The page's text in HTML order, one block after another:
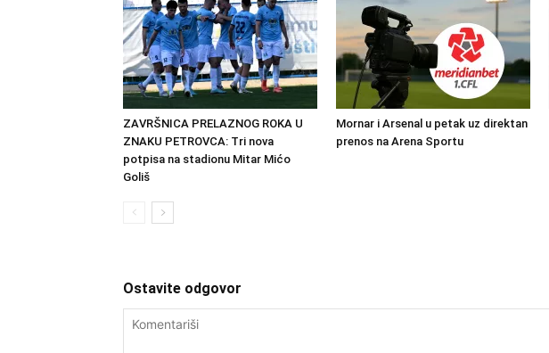
ZAVRŠNICA PRELAZNOG ROKA U
ZNAKU PETROVCA: Tri nova
potpisa na stadionu Mitar Mićo
Goliš
Mornar i Arsenal u petak uz direktan
prenos na Arena Sportu
Ostavite odgovor